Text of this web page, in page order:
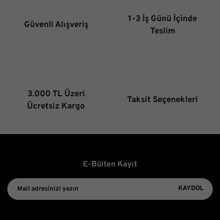
Ürün fiyatı diğer sitelerden daha pahalı.
Güvenli Alışveriş
1-3 İş Günü İçinde
Teslim
3.000 TL Üzeri
Ücretsiz Kargo
Taksit Seçenekleri
E-Bülten Kayıt
KAYDOL